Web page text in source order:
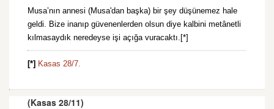
Musa’nın annesi (Musa'dan başka) bir şey düşünemez hale
geldi. Bize inanıp güvenenlerden olsun diye kalbini metânetli
kılmasaydık neredeyse işi açığa vuracaktı.[*]
[*] Kasas 28/7.
(Kasas 28/11)